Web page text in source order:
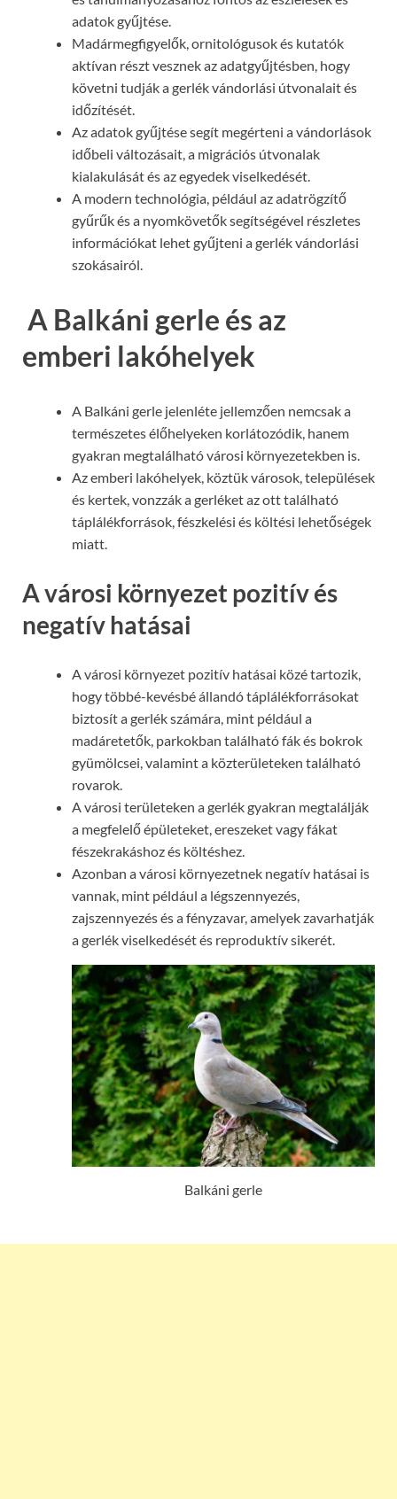
adatok gyűjtése.
Madármegfigyelők, ornitológusok és kutatók
aktívan részt vesznek az adatgyűjtésben, hogy
követni tudják a gerlék vándorlási útvonalait és
időzítését.
Az adatok gyűjtése segít megérteni a vándorlások
időbeli változásait, a migrációs útvonalak
kialakulását és az egyedek viselkedését.
A modern technológia, például az adatrögzítő
gyűrűk és a nyomkövetők segítségével részletes
információkat lehet gyűjteni a gerlék vándorlási
szokásairól.
A Balkáni gerle és az
emberi lakóhelyek
A Balkáni gerle jelenléte jellemzően nemcsak a
természetes élőhelyeken korlátozódik, hanem
gyakran megtalálható városi környezetekben is.
Az emberi lakóhelyek, köztük városok, települések
és kertek, vonzzák a gerléket az ott található
táplálékforrások, fészkelési és költési lehetőségek
miatt.
A városi környezet pozitív és
negatív hatásai
A városi környezet pozitív hatásai közé tartozik,
hogy többé-kevésbé állandó táplálékforrásokat
biztosít a gerlék számára, mint például a
madáretetők, parkokban található fák és bokrok
gyümölcsei, valamint a közterületeken található
rovarok.
A városi területeken a gerlék gyakran megtalálják
a megfelelő épületeket, ereszeket vagy fákat
fészekrakáshoz és költéshez.
Azonban a városi környezetnek negatív hatásai is
vannak, mint például a légszennyezés,
zajszennyezés és a fényzavar, amelyek zavarhatják
a gerlék viselkedését és reproduktív sikerét.
Balkáni gerle